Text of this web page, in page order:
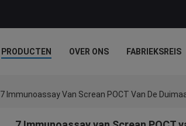
PRODUCTEN OVER ONS FABRIEKSREIS
7 Immunoassay Van Screan POCT Van De